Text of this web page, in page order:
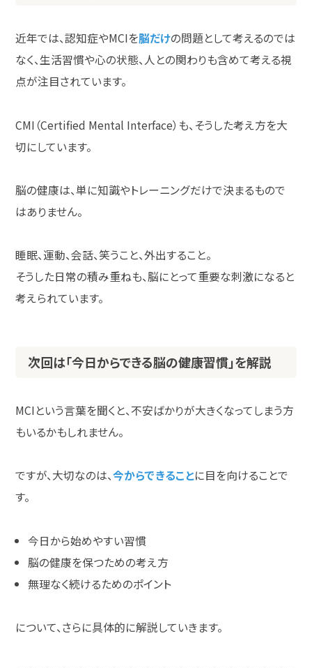
近年では、認知症やMCIを脳だけの問題として考えるのでは
なく、生活習慣や心の状態、人との関わりも含めて考える視
点が注目されています。
CMI （Certified Mental Interface）も、そうした考え方を大
切にしています。
脳の健康は、単に知識やトレーニングだけで決まるもので
はありません。
睡眠、運動、会話、笑うこと、外出すること。
そうした日常の積み重ねも、脳にとって重要な刺激になると
考えられています。
次回は「今日からできる脳の健康習慣」を解説
MCIという言葉を聞くと、不安ばかりが大きくなってしまう方
もいるかもしれません。
ですが、大切なのは、今からできることに目を向けることで
す。
今日から始めやすい習慣
脳の健康を保つための考え方
無理なく続けるためのポイント
について、さらに具体的に解説していきます。